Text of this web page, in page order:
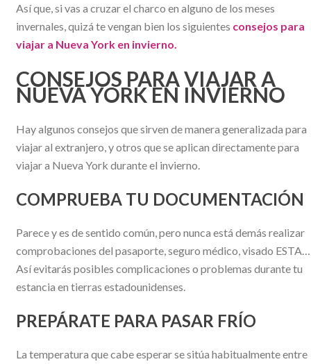
Así que, si vas a cruzar el charco en alguno de los meses
invernales, quizá te vengan bien los siguientes consejos para
viajar a Nueva York en invierno.
CONSEJOS PARA VIAJAR A
NUEVA YORK EN INVIERNO
Hay algunos consejos que sirven de manera generalizada para
viajar al extranjero, y otros que se aplican directamente para
viajar a Nueva York durante el invierno.
COMPRUEBA TU DOCUMENTACIÓN
Parece y es de sentido común, pero nunca está demás realizar
comprobaciones del pasaporte, seguro médico, visado ESTA…
Así evitarás posibles complicaciones o problemas durante tu
estancia en tierras estadounidenses.
PREPÁRATE PARA PASAR FRÍO
La temperatura que cabe esperar se sitúa habitualmente entre